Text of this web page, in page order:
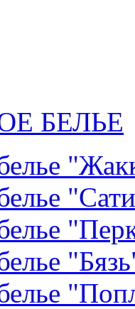
БЕЛЬЕ